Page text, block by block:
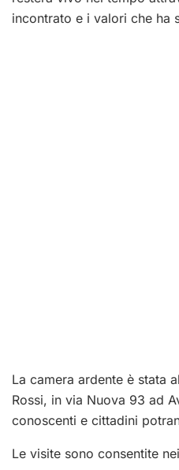
incontrato e i valori che ha
La camera ardente è stata
Rossi, in via Nuova 93 ad
conoscenti e cittadini
Le visite sono consentite